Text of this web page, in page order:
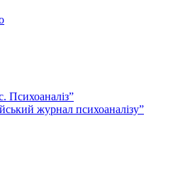
Психоаналіз”
журнал психоаналізу”